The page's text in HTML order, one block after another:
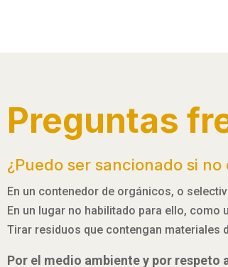
Preguntas
¿Puedo ser sancionado si
En un contenedor de orgánicos, o
En un lugar no habilitado para ello,
Tirar residuos que contengan
Por el medio ambiente y por respeto